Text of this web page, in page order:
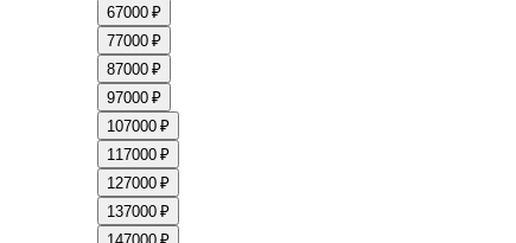
67000 ₽
77000 ₽
87000 ₽
97000 ₽
107000 ₽
117000 ₽
127000 ₽
137000 ₽